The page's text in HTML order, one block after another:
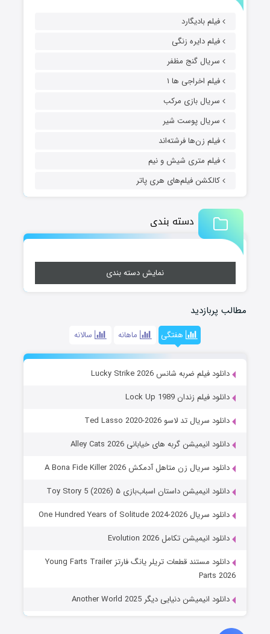
فیلم بادیگارد
فیلم دایره زنگی
سریال گنج مظفر
فیلم اخراجی ها ۱
سریال بازی مرکب
سریال پوست شیر
فیلم زن‌ها فرشته‌اند
فیلم متری شیش و نیم
کالکشن فیلم‌های هری پاتر
دسته بندی
نمایش دسته بندی
مطالب پربازدید
هفتگی ماهانه سالانه
دانلود فیلم ضربه شانس Lucky Strike 2026
دانلود فیلم زندان Lock Up 1989
دانلود سریال تد لاسو Ted Lasso 2020-2026
دانلود انیمیشن گربه های خیابانی Alley Cats 2026
دانلود سریال زن متاهل آدمکش A Bona Fide Killer 2026
دانلود انیمیشن داستان اسباب‌بازی ۵ Toy Story 5 (2026)
دانلود سریال One Hundred Years of Solitude 2024-2026
دانلود انیمیشن تکامل Evolution 2026
دانلود مستند قطعات تریلر یانگ فارتز Young Farts Trailer
Parts 2026
دانلود انیمیشن دنیایی دیگر Another World 2025